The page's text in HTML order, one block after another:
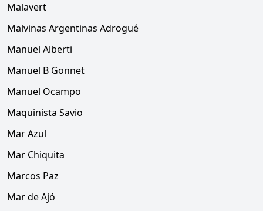
Malavert
Malvinas Argentinas Adrogué
Manuel Alberti
Manuel B Gonnet
Manuel Ocampo
Maquinista Savio
Mar Azul
Mar Chiquita
Marcos Paz
Mar de Ajó